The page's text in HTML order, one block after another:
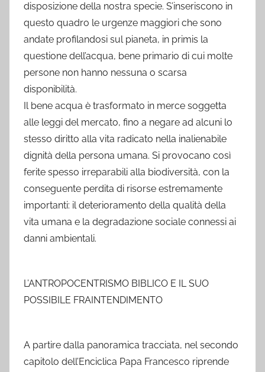
disposizione della nostra specie. S’inseriscono in
questo quadro le urgenze maggiori che sono
andate profilandosi sul pianeta, in primis la
questione dell’acqua, bene primario di cui molte
persone non hanno nessuna o scarsa
disponibilità.
Il bene acqua è trasformato in merce soggetta
alle leggi del mercato, fino a negare ad alcuni lo
stesso diritto alla vita radicato nella inalienabile
dignità della persona umana. Si provocano così
ferite spesso irreparabili alla biodiversità, con la
conseguente perdita di risorse estremamente
importanti: il deterioramento della qualità della
vita umana e la degradazione sociale connessi ai
danni ambientali.
L’ANTROPOCENTRISMO BIBLICO E IL SUO
POSSIBILE FRAINTENDIMENTO
A partire dalla panoramica tracciata, nel secondo
capitolo dell’Enciclica Papa Francesco riprende